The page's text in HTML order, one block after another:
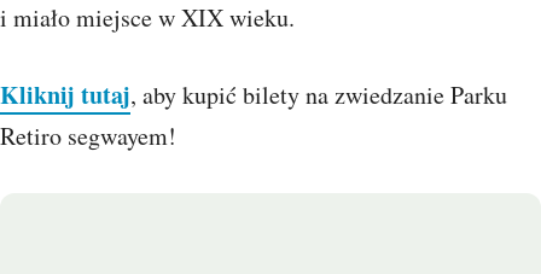
i miało miejsce w XIX wieku.
Kliknij tutaj, aby kupić bilety na zwiedzanie Parku
Retiro segwayem!